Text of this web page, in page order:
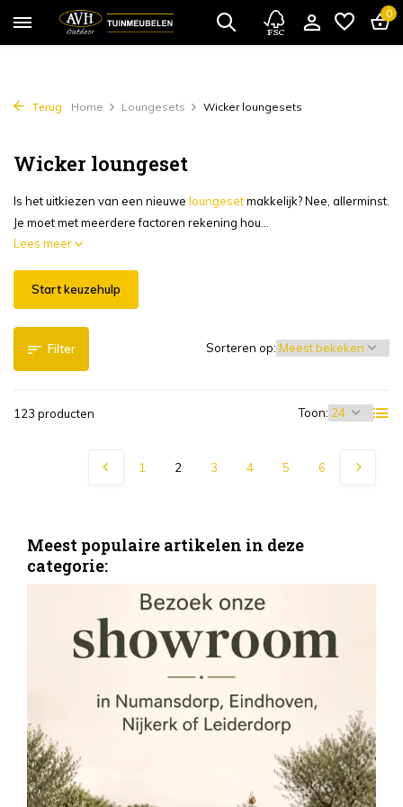
0
Terug Home Loungesets Wicker loungesets
Wicker loungeset
Is het uitkiezen van een nieuwe loungesetmakkelijk? Nee, allerminst.
Je moet met meerdere factoren rekening hou...
Lees meer
Start keuzehulp
Filter
123 producten Toon:
Sorteren op:
1 2 3 4 5 6
Meest populaire artikelen in deze
categorie: